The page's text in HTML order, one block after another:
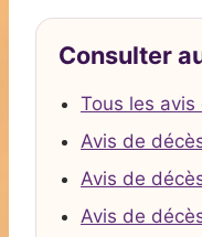
Consulter
Tous les avis
Avis de
Avis de
Avis de